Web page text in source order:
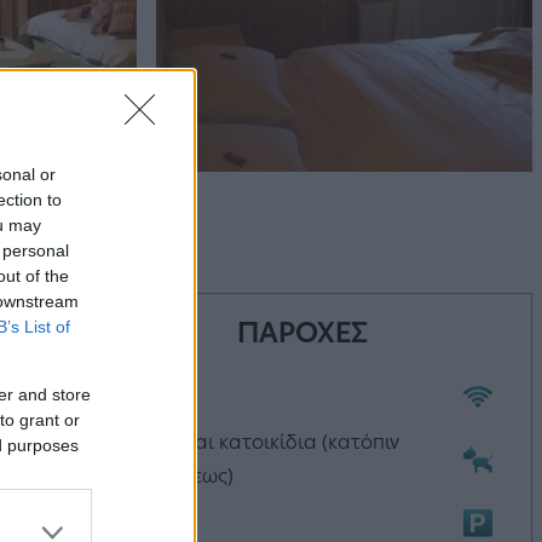
or
to
may
of the
List of
and store
grant or
purposes
ΠΑΡΟΧΕΣ
Επιτρέπονται κατοικίδια (κατόπιν
συνεννοήσεως)